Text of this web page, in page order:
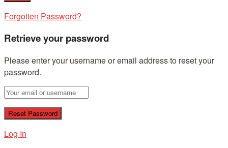
Forgotten Password?
Retrieve your password
Please enter your username or email address to reset your
password.
Log In